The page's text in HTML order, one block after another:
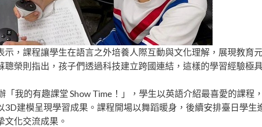
示，課程讓學生在語言之外培養人際互動與文化理解，展現教育
聰榮則指出，孩子們透過科技建立跨國連結，這樣的學習經驗極
「我的有趣課堂 Show Time！」，學生以英語介紹最喜愛的課程
3D建模呈現學習成果。課程開場以舞蹈暖身，後續安排臺日學生
化交流成果。